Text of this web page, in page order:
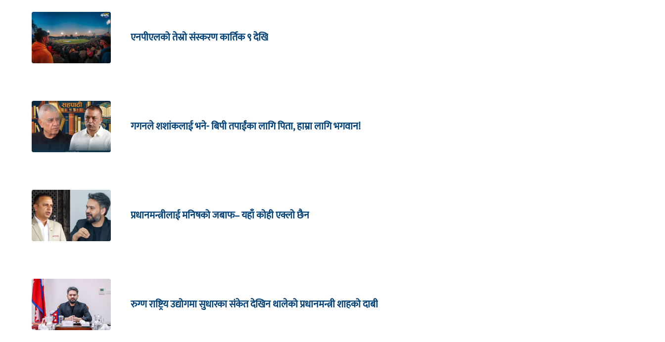
एनपीएलको तेस्रो संस्करण कार्तिक ९ देखि
गगनले शशांकलाई भने- बिपी तपाईंका लागि पिता, हाम्रा लागि भगवान!
प्रधानमन्त्रीलाई मनिषको जबाफ– यहाँ कोही एक्लो छैन
रुग्ण राष्ट्रिय उद्योगमा सुधारका संकेत देखिन थालेको प्रधानमन्त्री शाहको दाबी